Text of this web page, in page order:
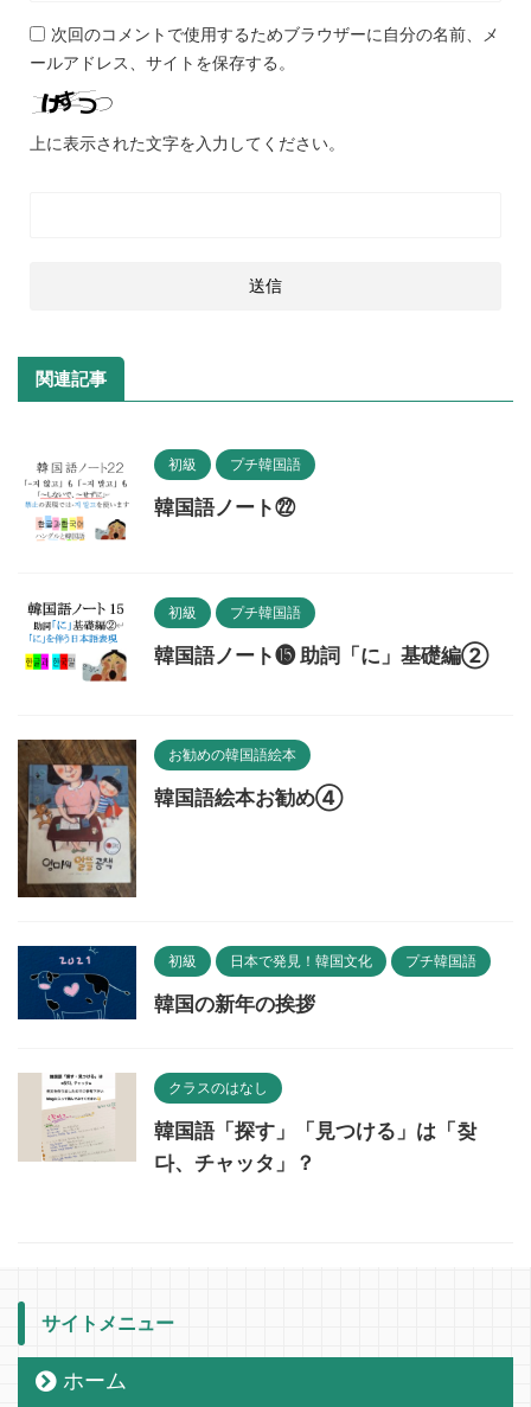
次回のコメントで使用するためブラウザーに自分の名前、メ
ールアドレス、サイトを保存する。
上に表示された文字を入力してください。
関連記事
初級 プチ韓国語
韓国語ノート㉒
初級 プチ韓国語
韓国語ノート⓯ 助詞「に」基礎編②
お勧めの韓国語絵本
韓国語絵本お勧め④
初級 日本で発見！韓国文化 プチ韓国語
韓国の新年の挨拶
クラスのはなし
韓国語「探す」「見つける」は「찾
다、チャッタ」？
サイトメニュー
ホーム